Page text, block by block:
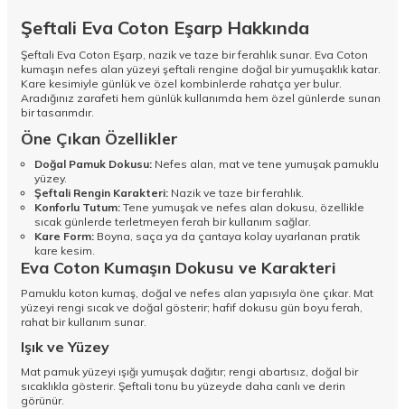
Şeftali Eva Coton Eşarp Hakkında
Şeftali Eva Coton Eşarp, nazik ve taze bir ferahlık sunar. Eva Coton
kumaşın nefes alan yüzeyi şeftali rengine doğal bir yumuşaklık katar.
Kare kesimiyle günlük ve özel kombinlerde rahatça yer bulur.
Aradığınız zarafeti hem günlük kullanımda hem özel günlerde sunan
bir tasarımdır.
Öne Çıkan Özellikler
Doğal Pamuk Dokusu: Nefes alan, mat ve tene yumuşak pamuklu
yüzey.
Şeftali Rengin Karakteri: Nazik ve taze bir ferahlık.
Konforlu Tutum: Tene yumuşak ve nefes alan dokusu, özellikle
sıcak günlerde terletmeyen ferah bir kullanım sağlar.
Kare Form: Boyna, saça ya da çantaya kolay uyarlanan pratik
kare kesim.
Eva Coton Kumaşın Dokusu ve Karakteri
Pamuklu koton kumaş, doğal ve nefes alan yapısıyla öne çıkar. Mat
yüzeyi rengi sıcak ve doğal gösterir; hafif dokusu gün boyu ferah,
rahat bir kullanım sunar.
Işık ve Yüzey
Mat pamuk yüzeyi ışığı yumuşak dağıtır; rengi abartısız, doğal bir
sıcaklıkla gösterir. Şeftali tonu bu yüzeyde daha canlı ve derin
görünür.